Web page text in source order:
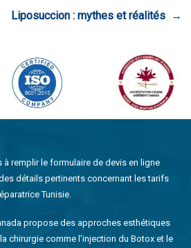
Liposuccion : mythes et réalités →
à remplir le formulaire de devis en ligne
détails pertinents concernant les tarifs
Tunisie.
propose des approches esthétiques
chirurgie comme l’injection du Botox et le